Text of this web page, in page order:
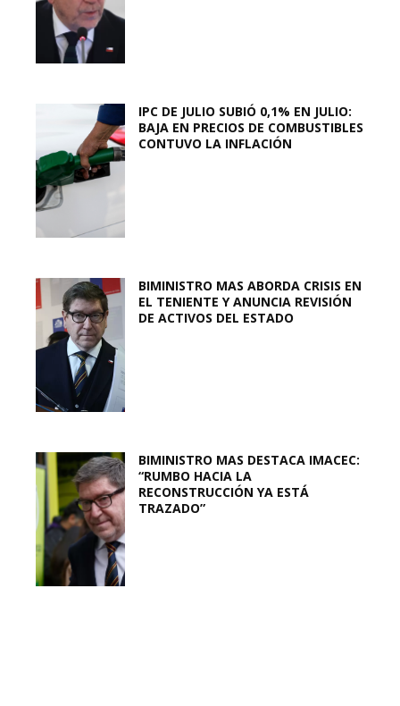
IPC DE JULIO SUBIÓ 0,1% EN JULIO:
BAJA EN PRECIOS DE COMBUSTIBLES
CONTUVO LA INFLACIÓN
BIMINISTRO MAS ABORDA CRISIS EN
EL TENIENTE Y ANUNCIA REVISIÓN
DE ACTIVOS DEL ESTADO
BIMINISTRO MAS DESTACA IMACEC:
“RUMBO HACIA LA
RECONSTRUCCIÓN YA ESTÁ
TRAZADO”